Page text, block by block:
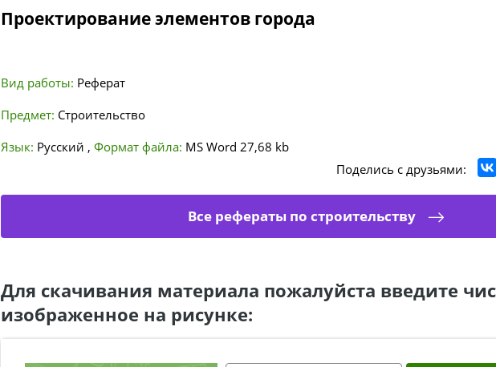
Проектирование элементов города
Вид работы: Реферат
Предмет: Строительство
Язык: Русский , Формат файла: MS Word 27,68 kb
Поделись с друзьями:
Все рефераты по строительству
Для скачивания материала пожалуйста введите
изображенное на рисунке: